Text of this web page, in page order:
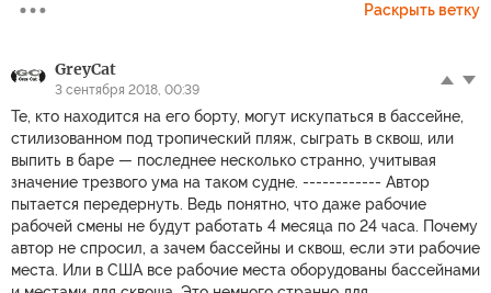
Раскрыть ветку
GreyCat
3 сентября 2018, 00:39
Те, кто находится на его борту, могут искупаться в бассейне,
стилизованном под тропический пляж, сыграть в сквош, или
выпить в баре — последнее несколько странно, учитывая
значение трезвого ума на таком судне. ------------ Автор
пытается передернуть. Ведь понятно, что даже рабочие
рабочей смены не будут работать 4 месяца по 24 часа. Почему
автор не спросил, а зачем бассейны и сквош, если эти рабочие
места. Или в США все рабочие места оборудованы бассейнами